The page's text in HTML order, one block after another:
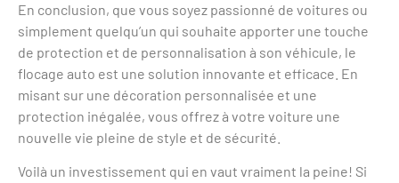
En conclusion, que vous soyez passionné de voitures ou
simplement quelqu’un qui souhaite apporter une touche
de protection et de personnalisation à son véhicule, le
flocage auto est une solution innovante et efficace. En
misant sur une décoration personnalisée et une
protection inégalée, vous offrez à votre voiture une
nouvelle vie pleine de style et de sécurité.
Voilà un investissement qui en vaut vraiment la peine! Si